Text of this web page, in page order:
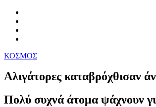
ΚΟΣΜΟΣ
Aλιγάτορες καταβρόχθισαν
Πολύ συχνά άτομα ψάχνουν